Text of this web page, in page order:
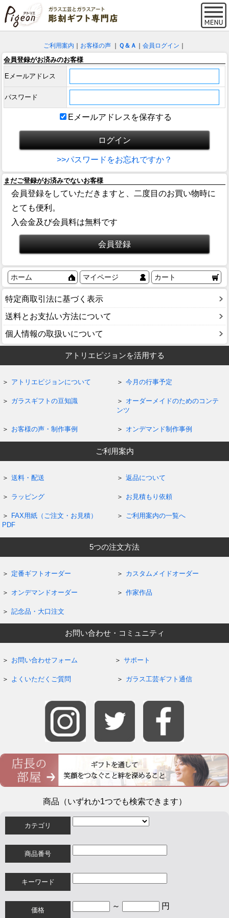
ご利用案内 お客様の声 Ｑ＆Ａ 会員ログイン
会員登録がお済みのお客様
Eメールアドレス
パスワード
Eメールアドレスを保存する
>>パスワードをお忘れですか？
まだご登録がお済みでないお客様
会員登録をしていただきますと、二度目のお買い物時に
とても便利。
入会金及び会員料は無料です
ホーム マイページ カート
特定商取引法に基づく表示
送料とお支払い方法について
個人情報の取扱いについて
アトリエピジョンを活用する
アトリエピジョンについて 今月の行事予定
ガラスギフトの豆知識
オーダーメイドのためのコンテ
ンツ
お客様の声・制作事例 オンデマンド制作事例
ご利用案内
送料・配送 返品について
ラッピング お見積もり依頼
FAX用紙（ご注文・お見積）
PDF
ご利用案内の一覧へ
5つの注文方法
定番ギフトオーダー カスタムメイドオーダー
オンデマンドオーダー 作家作品
記念品・大口注文
お問い合わせ・コミュニティ
お問い合わせフォーム サポート
よくいただくご質問 ガラス工芸ギフト通信
商品（いずれか1つでも検索できます）
カテゴリ
商品番号
キーワード
価格 ～ 円